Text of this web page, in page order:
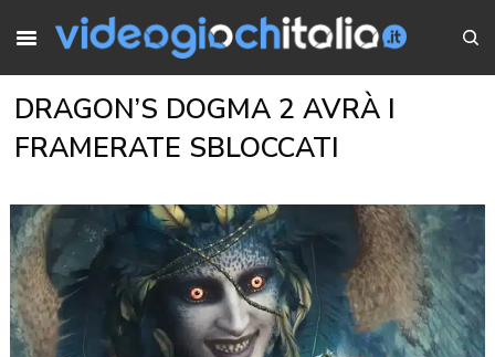
DRAGON’S DOGMA 2 AVRÀ I
FRAMERATE SBLOCCATI